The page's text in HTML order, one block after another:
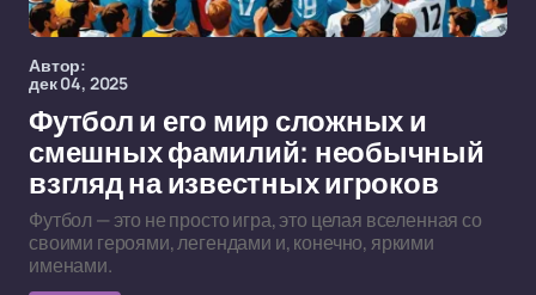
Автор:
дек 04, 2025
Футбол и его мир сложных и
смешных фамилий: необычный
взгляд на известных игроков
Футбол — это не просто игра, это целая вселенная со
своими героями, легендами и, конечно, яркими
именами.